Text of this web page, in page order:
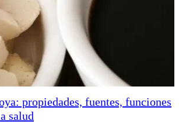
propiedades, fuentes, funciones
salud